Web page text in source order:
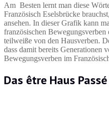
Am Besten lernt man diese
Französisch Eselsbrücke
ansehen. In dieser Grafik kann
französischen
teilweiße von den Hausverben.
dass damit bereits Generationen
Bewegungsverben im
Das être Haus